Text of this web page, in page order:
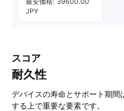
JPY
スコア
耐久性
デバイスの寿命とサポート期間
する上で重要な要素です。